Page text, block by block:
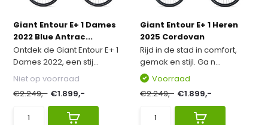
Giant Entour E+ 1 Dames
2022 Blue Antrac...
Ontdek de Giant Entour E+ 1
Dames 2022, een stij...
Niet op voorraad
€2.249,- €1.899,-
Giant Entour E+ 1 Heren
2025 Cordovan
Rijd in de stad in comfort,
gemak en stijl. Ga n...
Voorraad
€2.249,- €1.899,-